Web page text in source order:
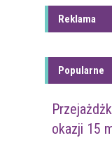
Reklama
Popularne
okazji 15